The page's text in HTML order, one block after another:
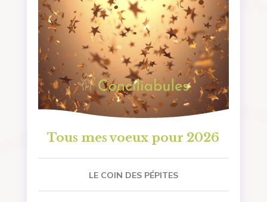
Tous mes voeux pour 2026
LE COIN DES PÉPITES